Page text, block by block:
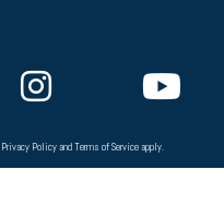
Privacy PolicyandTerms of Serviceapply.